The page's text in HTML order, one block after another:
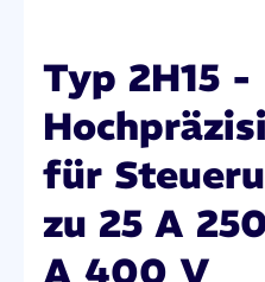
Typ 2H15 -
für
zu 25 A
A 400 V